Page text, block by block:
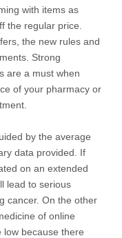
with items as
the regular price.
the new rules and
Strong
are a must when
of your pharmacy or
by the average
data provided. If
on an extended
lead to serious
cancer. On the other
of online
low because there